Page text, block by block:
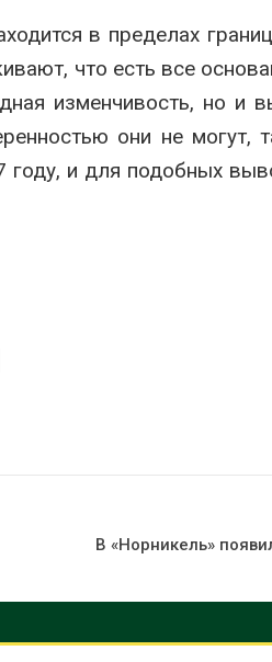
в пределах
что есть все
изменчивость, но и
они не могут,
и для подобных
В «Норникель»